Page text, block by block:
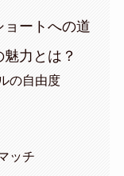
ートへの道
力とは？
の自由度
ッチ